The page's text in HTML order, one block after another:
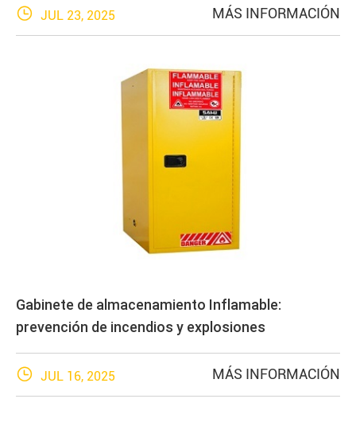
 JUL 23, 2025 MÁS INFORMACIÓN
Gabinete de almacenamiento Inflamable:
prevención de incendios y explosiones
 JUL 16, 2025 MÁS INFORMACIÓN